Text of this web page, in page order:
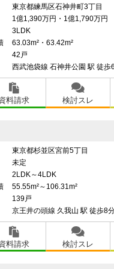
東京都練馬区石神井町3丁目
1億1,390万円・1億1,790万円
3LDK
63.03m²・63.42m²
42戸
西武池袋線 石神井公園 駅 徒歩
料請求 検討スレ
東京都杉並区宮前5丁目
未定
2LDK～4LDK
55.55m²～106.31m²
139戸
京王井の頭線 久我山 駅 徒歩8分
料請求 検討スレ